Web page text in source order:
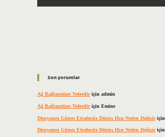
Son yorumlar
Ağ Bağlantıları Nelerdiriçin admin
Ağ Bağlantıları Nelerdiriçin Emine
Dünyanın Güneş Etrafında Dönüş Hızı Neden Değişiriçin
Dünyanın Güneş Etrafında Dönüş Hızı Neden Değişiriçin